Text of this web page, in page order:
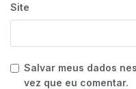
Site
Salvar meus dados
vez que eu comentar.